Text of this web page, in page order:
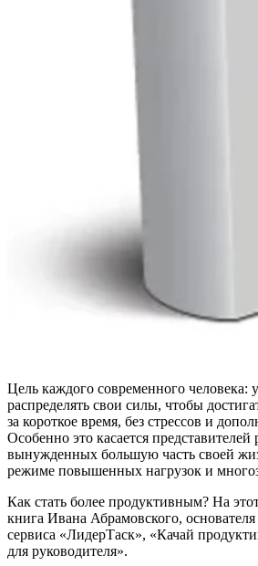
Цель каждого современного человека:
распределять свои силы, чтобы
за короткое время, без стрессов и
Особенно это касается представителей
вынужденных большую часть своей
режиме повышенных нагрузок и
Как стать более продуктивным? На
книга Ивана Абрамовского,
сервиса «ЛидерТаск», «Качай
для руководителя».